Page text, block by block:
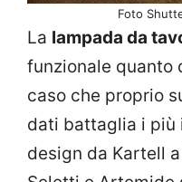
Foto
La lampada da
funzionale quanto
caso che proprio
dati battaglia i più
design da Kartell